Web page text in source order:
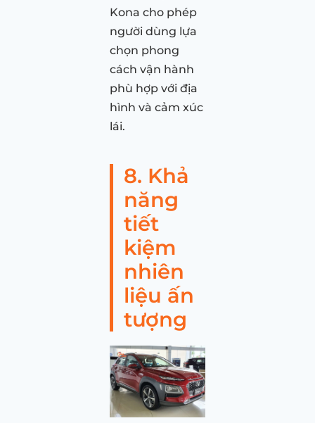
Kona cho phép
người dùng lựa
chọn phong
cách vận hành
phù hợp với địa
hình và cảm xúc
lái.
8. Khả
năng
tiết
kiệm
nhiên
liệu ấn
tượng